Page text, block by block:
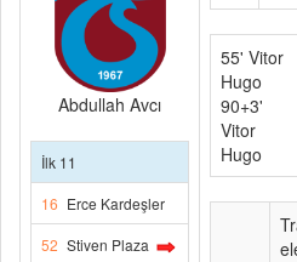
Abdullah Avcı
İlk 11
16 Erce Kardeşler
52 Stiven Plaza
55' Vitor
Hugo
90+3'
Vitor
Hugo